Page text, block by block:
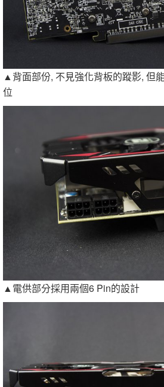
▲背面部份, 不見強化背板的蹤影, 但
位
▲電供部分採用兩個6 Pin的設計